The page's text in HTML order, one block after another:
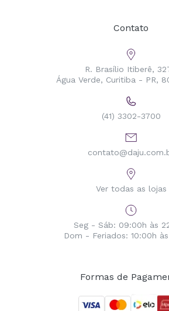
Contato
R. Brasílio Itiberê,
Água Verde, Curitiba - PR,
(41) 3302-3700
Ver todas as lojas
Seg - Sáb: 09:00h às
Dom - Feriados: 10:00h
Formas de